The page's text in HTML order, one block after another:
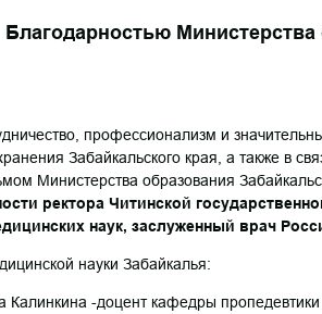
Благодарностью Министерства
профессионализм и
Забайкальского края, а также в
Министерства образования
ректора Читинской
наук, заслуженный врач
науки Забайкалья:
Калинкина -доцент кафедры